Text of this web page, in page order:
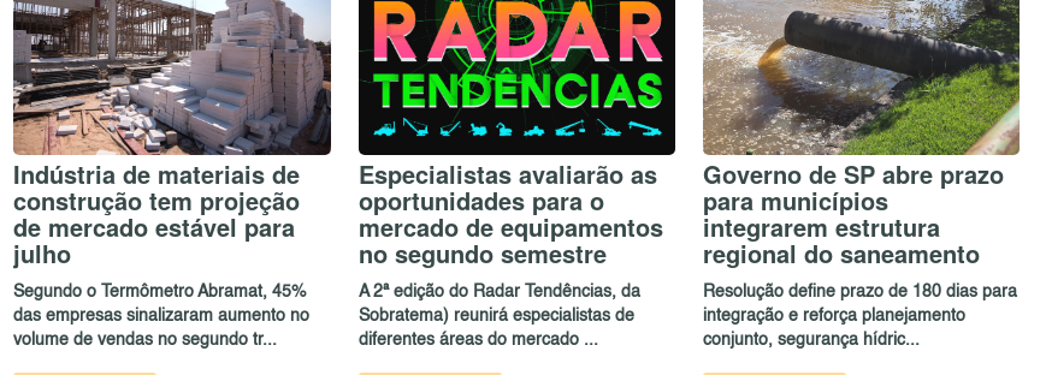
Indústria de materiais de
construção tem projeção
de mercado estável para
julho
Segundo o Termômetro Abramat, 45%
das empresas sinalizaram aumento no
volume de vendas no segundo tr...
Especialistas avaliarão as
oportunidades para o
mercado de equipamentos
no segundo semestre
A 2ª edição do Radar Tendências, da
Sobratema) reunirá especialistas de
diferentes áreas do mercado ...
Governo de SP abre prazo
para municípios
integrarem estrutura
regional do saneamento
Resolução define prazo de 180 dias para
integração e reforça planejamento
conjunto, segurança hídric...